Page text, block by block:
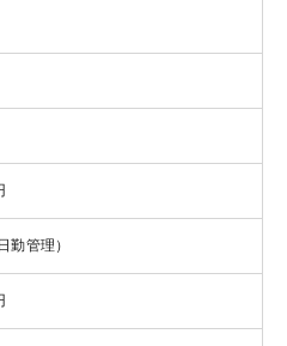
勤管理）